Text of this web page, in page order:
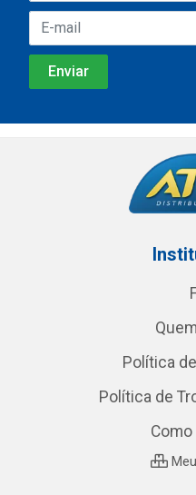
Política
Política de